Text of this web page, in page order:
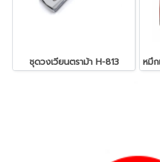
ชุดวงเวียนตราม้า H-813